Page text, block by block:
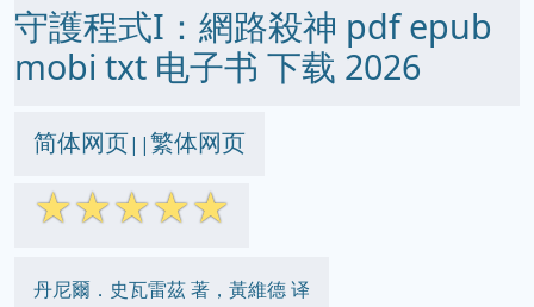
守護程式I：網路殺神 pdf epub
mobi txt 电子书 下载 2026
简体网页||繁体网页
☆☆☆☆☆
丹尼爾．史瓦雷茲 著，黃維德 译